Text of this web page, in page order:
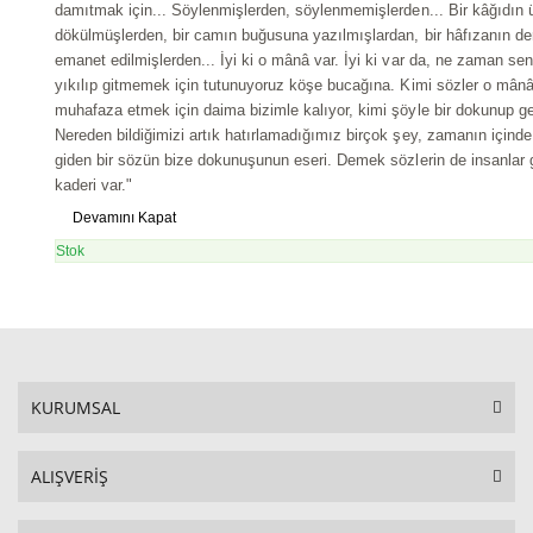
damıtmak için... Söylenmişlerden, söylenmemişlerden... Bir kâğıdın
dökülmüşlerden, bir camın buğusuna yazılmışlardan, bir hâfızanın
emanet edilmişlerden... İyi ki o mânâ var. İyi ki var da, ne zaman
yıkılıp gitmemek için tutunuyoruz köşe bucağına. Kimi sözler o
muhafaza etmek için daima bizimle kalıyor, kimi şöyle bir dokunup
Nereden bildiğimizi artık hatırlamadığımız birçok şey, zamanın
giden bir sözün bize dokunuşunun eseri. Demek sözlerin de insanlar
kaderi var."
Devamını Kapat
Stok
KURUMSAL
ALIŞVERİŞ